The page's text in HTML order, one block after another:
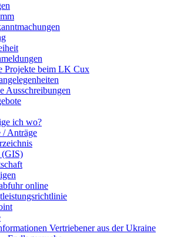
Projekte beim LK Cux
Ausschreibungen
ich wo?
/ Anträge
(GIS)
online
Vertriebener aus der Ukraine